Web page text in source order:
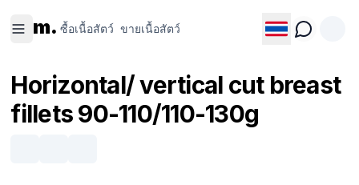
m. ซื้อเนื้อสัตว์ ขายเนื้อสัตว์
สัตว์
สัตว์
Horizontal/ vertical cut breast
fillets 90-110/110-130g